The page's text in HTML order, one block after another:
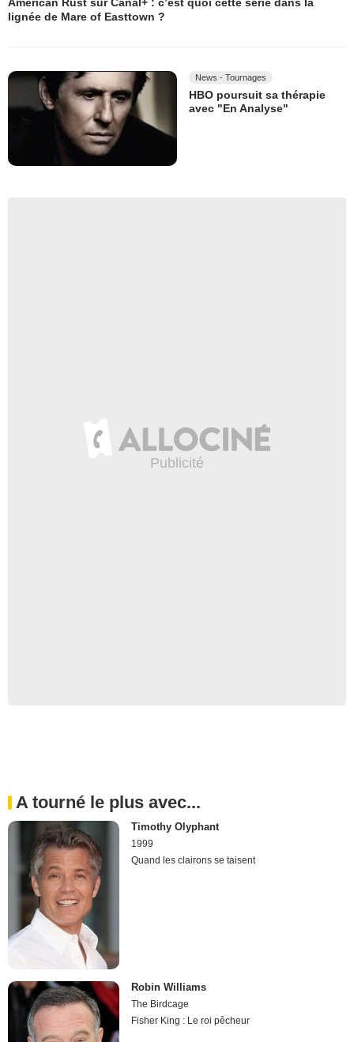
American Rust sur Canal+ : c’est quoi cette série dans la
lignée de Mare of Easttown ?
News - Tournages
HBO poursuit sa thérapie
avec "En Analyse"
A tourné le plus avec...
Timothy Olyphant
1999
Quand les clairons se taisent
Robin Williams
The Birdcage
Fisher King : Le roi pêcheur